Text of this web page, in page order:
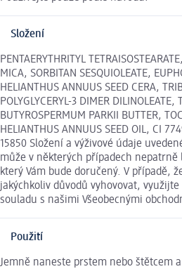
Složení
PENTAERYTHRITYL
MICA, SORBITAN SESQUIOLEATE,
HELIANTHUS ANNUUS SEED CERA,
POLYGLYCERYL-3 DIMER DILINOLEATE,
BUTYROSPERMUM PARKII BUTTER,
HELIANTHUS ANNUUS SEED OIL, CI
15850 Složení a výživové údaje
může v některých případech
který Vám bude doručený. V případě,
jakýchkoliv důvodů vyhovovat,
souladu s našimi Všeobecnými
Použití
Jemně naneste prstem nebo štětcem